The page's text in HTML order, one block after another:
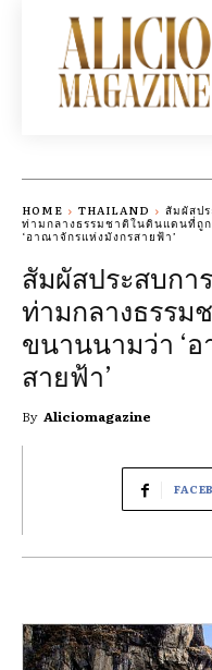
HOME THAILAND
สัมผัสป
ท่ามกลางธรรมชาติในดินแดนที่ถู
‘อาณาจักรแห่งมังกรสายฟ้า’
สัมผัสประสบก
ท่ามกลางธรร
ขนานนามว่า ‘
สายฟ้า’
By Aliciomagazine